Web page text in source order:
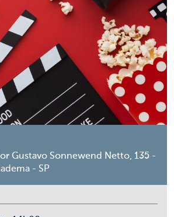
Gustavo Sonnewend Netto, 135 -
- SP